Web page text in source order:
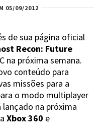
05/09/2012
de sua página oficial
Recon: Future
na próxima semana.
conteúdo para
missões para a
o modo multiplayer
lançado na próxima
Xbox 360 e